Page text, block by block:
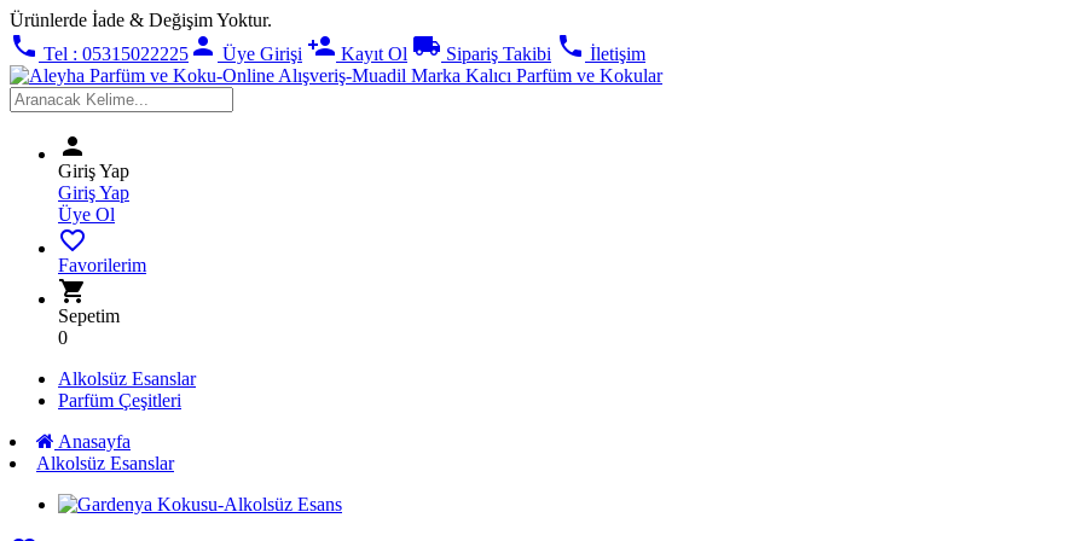
Ürünlerde İade & Değişim Yoktur.
phone Tel : 05315022225 person Üye Girişi person_add Kayıt Ol local_shipping Sipariş Takibi phone İletişim
person
Giriş Yap
Giriş Yap
Üye Ol
favorite_border
Favorilerim
shopping_cart
Sepetim
0
Alkolsüz Esanslar
Parfüm Çeşitleri
Anasayfa
Alkolsüz Esanslar